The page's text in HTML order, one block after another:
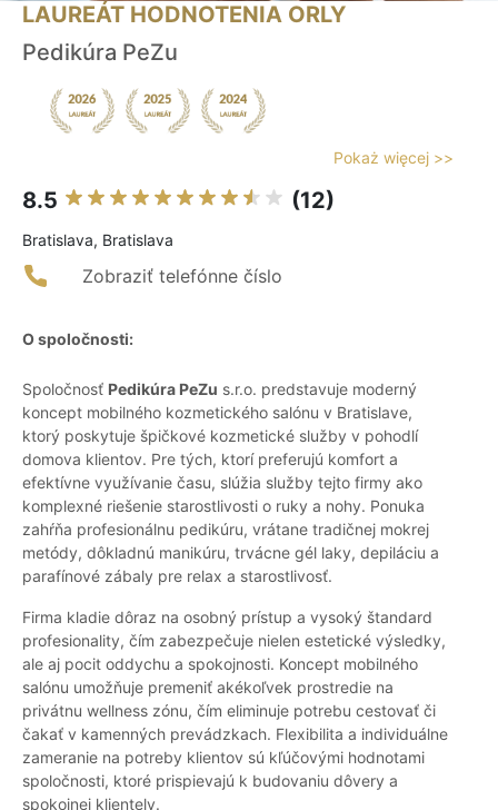
LAUREÁT HODNOTENIA ORLY
Pedikúra PeZu
Pokaż więcej >>
8.5 (12)
Bratislava, Bratislava
Zobraziť telefónne číslo
O spoločnosti:
Spoločnosť Pedikúra PeZu s.r.o. predstavuje moderný
koncept mobilného kozmetického salónu v Bratislave,
ktorý poskytuje špičkové kozmetické služby v pohodlí
domova klientov. Pre tých, ktorí preferujú komfort a
efektívne využívanie času, slúžia služby tejto firmy ako
komplexné riešenie starostlivosti o ruky a nohy. Ponuka
zahŕňa profesionálnu pedikúru, vrátane tradičnej mokrej
metódy, dôkladnú manikúru, trvácne gél laky, depiláciu a
parafínové zábaly pre relax a starostlivosť.
Firma kladie dôraz na osobný prístup a vysoký štandard
profesionality, čím zabezpečuje nielen estetické výsledky,
ale aj pocit oddychu a spokojnosti. Koncept mobilného
salónu umožňuje premeniť akékoľvek prostredie na
privátnu wellness zónu, čím eliminuje potrebu cestovať či
čakať v kamenných prevádzkach. Flexibilita a individuálne
zameranie na potreby klientov sú kľúčovými hodnotami
spoločnosti, ktoré prispievajú k budovaniu dôvery a
spokojnej klientely.